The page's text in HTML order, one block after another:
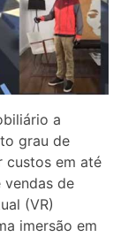
a
grau de
custos em até
vendas de
(VR)
imersão em